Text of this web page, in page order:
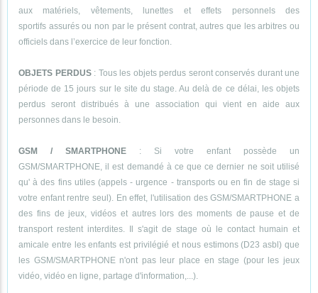
aux matériels, vêtements, lunettes et effets personnels des
sportifs assurés ou non par le présent contrat, autres que les arbitres ou
officiels dans l’exercice de leur fonction.
OBJETS PERDUS: Tous les objets perdus seront conservés durant une
période de 15 jours sur le site du stage. Au delà de ce délai, les objets
perdus seront distribués à une association qui vient en aide aux
personnes dans le besoin.
GSM / SMARTPHONE : Si votre enfant possède un
GSM/SMARTPHONE, il est demandé à ce que ce dernier ne soit utilisé
qu' à des fins utiles (appels - urgence - transports ou en fin de stage si
votre enfant rentre seul). En effet, l'utilisation des GSM/SMARTPHONE a
des fins de jeux, vidéos et autres lors des moments de pause et de
transport restent interdites. Il s'agit de stage où le contact humain et
amicale entre les enfants est privilégié et nous estimons (D23 asbl) que
les GSM/SMARTPHONE n'ont pas leur place en stage (pour les jeux
vidéo, vidéo en ligne, partage d'information,...).